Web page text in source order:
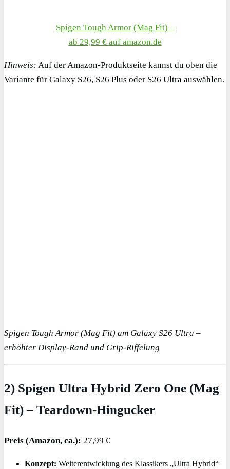
Spigen Tough Armor (Mag Fit) –
ab 29,99 € auf amazon.de
Hinweis: Auf der Amazon-Produktseite kannst du oben die
Variante für Galaxy S26, S26 Plus oder S26 Ultra auswählen.
Spigen Tough Armor (Mag Fit) am Galaxy S26 Ultra –
erhöhter Display-Rand und Grip-Riffelung
2) Spigen Ultra Hybrid Zero One (Mag
Fit) – Teardown-Hingucker
Preis (Amazon, ca.): 27,99 €
Konzept: Weiterentwicklung des Klassikers „Ultra Hybrid“